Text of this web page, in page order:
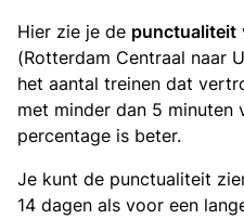
Hier zie je de punctualiteit
(Rotterdam Centraal naar
het aantal treinen dat
met minder dan 5 minuten
percentage is beter.
Je kunt de punctualiteit
14 dagen als voor een